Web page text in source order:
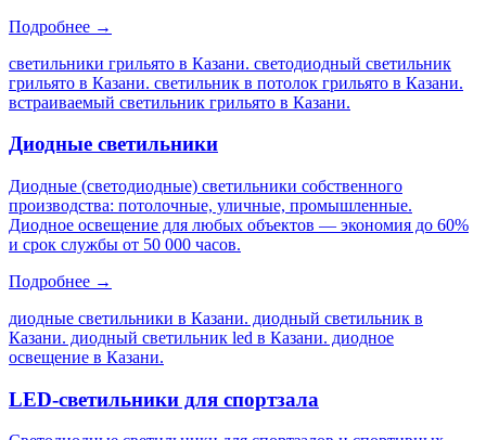
Подробнее →
светильники грильято в Казани. светодиодный светильник
грильято в Казани. светильник в потолок грильято в Казани.
встраиваемый светильник грильято в Казани.
Диодные светильники
Диодные (светодиодные) светильники собственного
производства: потолочные, уличные, промышленные.
Диодное освещение для любых объектов — экономия до 60%
и срок службы от 50 000 часов.
Подробнее →
диодные светильники в Казани. диодный светильник в
Казани. диодный светильник led в Казани. диодное
освещение в Казани.
LED-светильники для спортзала